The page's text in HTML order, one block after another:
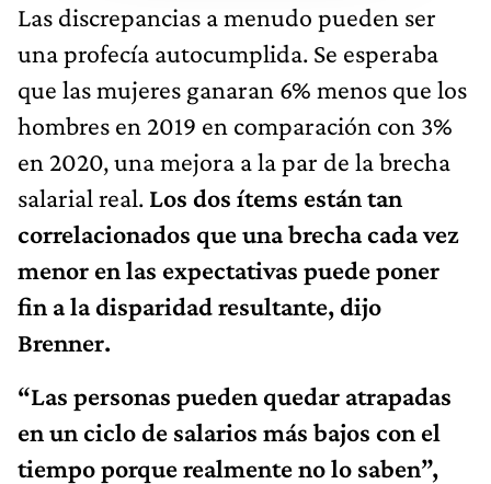
Las discrepancias a menudo pueden ser
una profecía autocumplida. Se esperaba
que las mujeres ganaran 6% menos que los
hombres en 2019 en comparación con 3%
en 2020, una mejora a la par de la brecha
salarial real. Los dos ítems están tan
correlacionados que una brecha cada vez
menor en las expectativas puede poner
fin a la disparidad resultante, dijo
Brenner.
“Las personas pueden quedar atrapadas
en un ciclo de salarios más bajos con el
tiempo porque realmente no lo saben”,